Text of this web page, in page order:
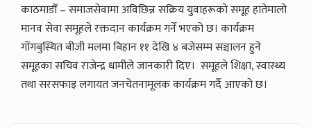
काठमाडौँ – समाजसेवामा अविछिन्न सक्रिय युवाहरूको समूह हातेमालो
मानव सेवा समूहले रक्तदान कार्यक्रम गर्ने भएको छ। कार्यक्रम
गोंगबुस्थित ‍‍‍‍बीजी मलमा बिहान ११ देखि ४ बजेसम्म सञ्चालन हुने
समूहका सचिव राजेन्द्र धामीले जानकारी दिए। समूहले शिक्षा, स्वास्थ्य
तथा सरसफाइ लगायत जनचेतनामूलक कार्यक्रम गर्दै आएको छ।